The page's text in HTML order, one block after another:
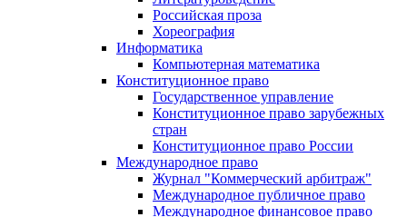
Российская проза
Хореография
Информатика
Компьютерная математика
Конституционное право
Государственное управление
Конституционное право зарубежных
стран
Конституционное право России
Международное право
Журнал "Коммерческий арбитраж"
Международное публичное право
Международное финансовое право